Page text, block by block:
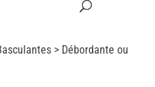
> Débordante ou